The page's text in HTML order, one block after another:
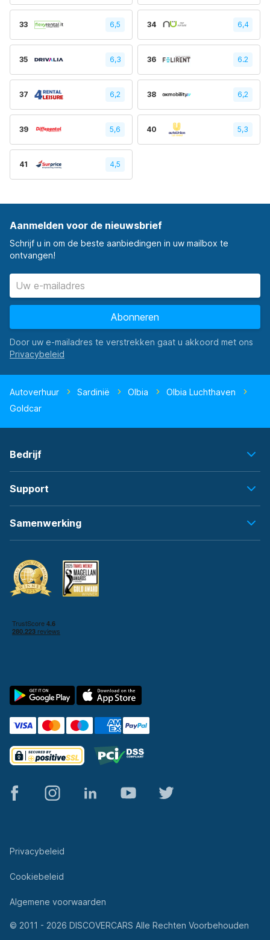
33 6,5 34 6,4
35 6,3 36 6.2
37 6,2 38 6,2
39 5,6 40 5,3
41 4,5
Aanmelden voor de nieuwsbrief
Schrijf u in om de beste aanbiedingen in uw mailbox te
ontvangen!
Abonneren
Door uw e-mailadres te verstrekken gaat u akkoord met ons
Autoverhuur Sardinië Olbia
Olbia Luchthaven
Goldcar
Bedrijf
Support
Samenwerking
© 2011 - 2026 DISCOVERCARS Alle Rechten Voorbehouden